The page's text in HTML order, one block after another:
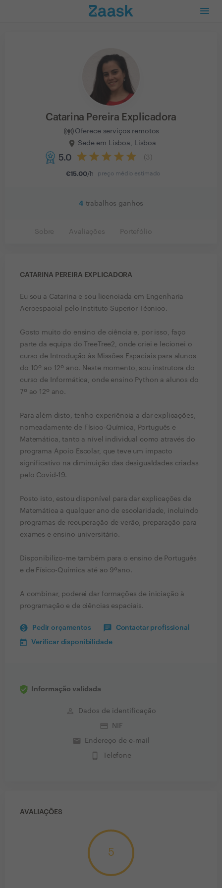
Catarina Pereira Explicadora
Oferece serviços remotos
Sede em Lisboa, Lisboa
5.0 3
€15.00/h preço médio estimado
4 trabalhos ganhos
Sobre Avaliações Portefólio
CATARINA PEREIRA EXPLICADORA
Eu sou a Catarina e sou licenciada em Engenharia
Aeroespacial pelo Instituto Superior Técnico.
Gosto muito do ensino de ciência e, por isso, faço
parte da equipa do TreeTree2, onde criei e lecionei o
curso de Introdução às Missões Espaciais para alunos
do 10º ao 12º ano. Neste momento, sou instrutora do
curso de Informática, onde ensino Python a alunos do
7º ao 12º ano.
Para além disto, tenho experiência a dar explicações,
nomeadamente de Físico-Química, Português e
Matemática, tanto a nível individual como através do
programa Apoio Escolar, que teve um impacto
significativo na diminuição das desigualdades criadas
pelo Covid-19.
Posto isto, estou disponível para dar explicações de
Matemática a qualquer ano de escolaridade, incluindo
programas de recuperação de verão, preparação para
exames e ensino universitário.
Disponibilizo-me também para o ensino de Português
e de Físico-Química até ao 9ºano.
A combinar, poderei dar formações de iniciação à
programação e de ciências espaciais.
Pedir orçamentos Contactar profissional
Verificar disponibilidade
Informação validada
perm_identity Dados de identificação
credit_card NIF
email Endereço de e-mail
phone_iphone Telefone
AVALIAÇÕES
5